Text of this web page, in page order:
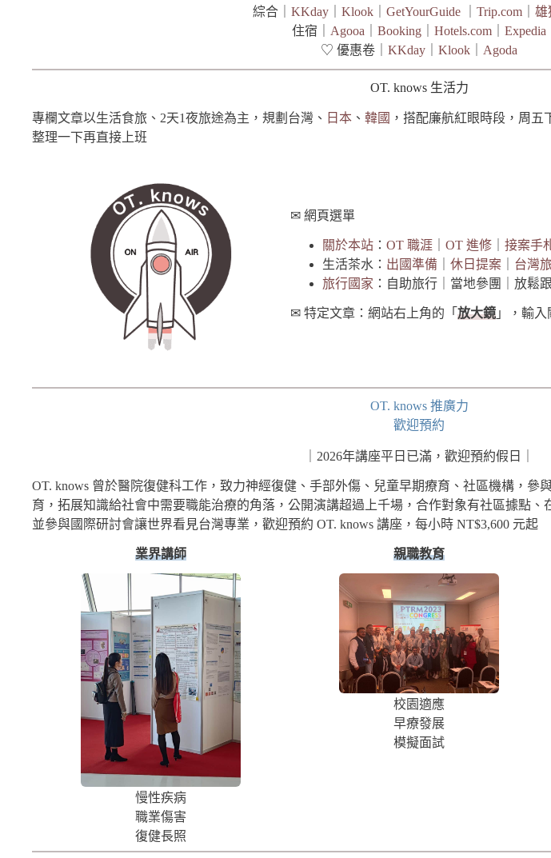
綜合｜ KKday｜ Klook｜ GetYourGuide Trip.com｜ 雄
住宿｜ Agooa ｜Booking ｜Hotels.com ｜Expedia
♡ 優惠卷｜KKday ｜Klook Agoda
OT. knows 生活力
專欄文章以生活食旅、2天1夜旅途為主，規劃台灣、 日本 、 韓國 ，搭配廉航紅眼時段，周五
整理一下再直接上班
✉︎ 網頁選單
關於本站： OT 職涯｜ OT 進修｜ 接案手
生活茶水： 出國準備 休日提案｜ 台灣
旅行國家 ：自助旅行｜當地參團｜放鬆
✉︎ 特定文章：網站右上角的「 放大鏡」，輸入
OT. knows 推廣力
歡迎預約
｜2026年講座平日已滿，歡迎預約假日｜
OT. knows 曾於醫院復健科工作，致力神經復健、手部外傷、兒童早期療育、社區機構，參
育，拓展知識給社會中需要職能治療的角落，公開演講超過上千場，合作對象有社區據點
並參與國際研討會讓世界看見台灣專業，歡迎預約 OT. knows 講座，每小時 NT$3,600 元起
業界講師
慢性疾病
職業傷害
復健長照
親職教育
校園適應
早療發展
模擬面試